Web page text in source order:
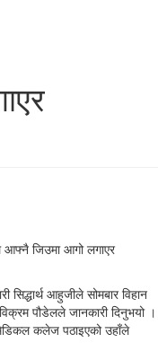
आफ्नै जिउमा आगो लगाएर
सिद्धार्थ आहुजीले सोमबार विहान
पौडेलले जानकारी दिनुभयो ।
कलेज पठाइएको उहाँले